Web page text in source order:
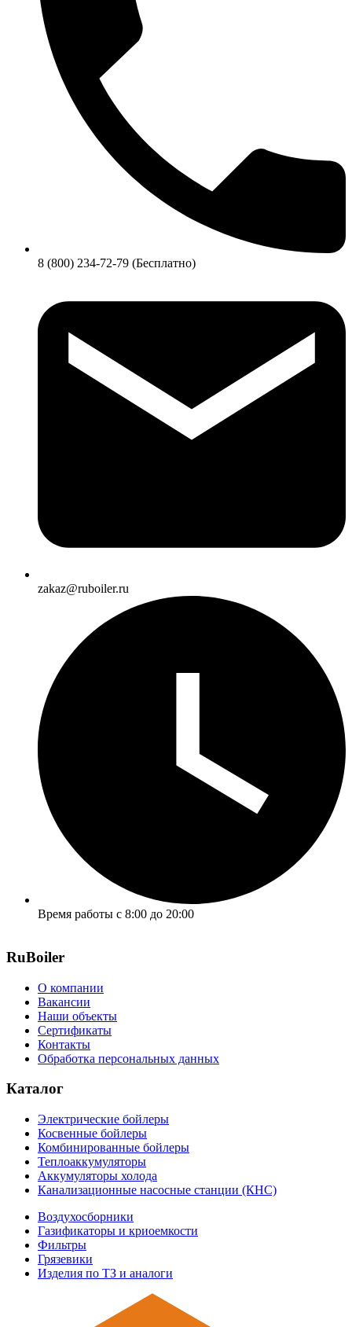
8 (800) 234-72-79 (Бесплатно)
zakaz@ruboiler.ru
Время работы с 8:00 до 20:00
RuBoiler
О компании
Вакансии
Наши объекты
Сертификаты
Контакты
Обработка персональных данных
Каталог
Электрические бойлеры
Косвенные бойлеры
Комбинированные бойлеры
Теплоаккумуляторы
Аккумуляторы холода
Канализационные насосные станции (КНС)
Воздухосборники
Газификаторы и криоемкости
Фильтры
Грязевики
Изделия по ТЗ и аналоги